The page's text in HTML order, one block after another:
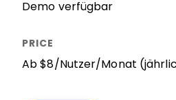
Demo verfügbar
Ab $8/Nutzer/Monat